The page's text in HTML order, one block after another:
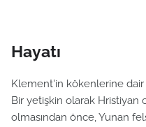
Hayatı
Klement'in kökenlerine dair
Bir yetişkin olarak Hristiyan
olmasından önce, Yunan